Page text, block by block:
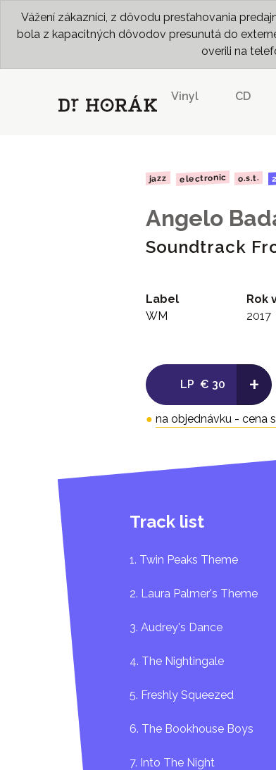
Vážení zákazníci, z dôvodu presťahovania
bola z kapacitných dôvodov presunutá do
overili na
Vinyl CD
jazz electronic o.s.t.
Angelo
Soundtrack
Label
WM
Rok
2017
LP € 30 +
● na objednávku - cena
Track list
1. Twin Peaks Theme
2. Laura Palmer's Theme
3. Audrey's Dance
4. The Nightingale
5. Freshly Squeezed
6. The Bookhouse Boys
7. Into The Night